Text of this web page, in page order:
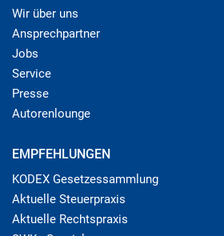
Wir über uns
Ansprechpartner
Jobs
Service
Presse
Autorenlounge
EMPFEHLUNGEN
KODEX Gesetzessammlung
Aktuelle Steuerpraxis
Aktuelle Rechtspraxis